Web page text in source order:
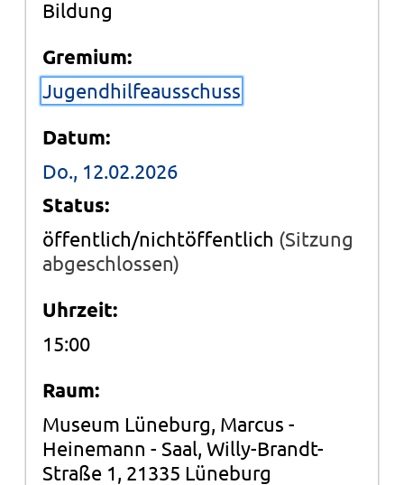
Bildung
Gremium:
Jugendhilfeausschuss
Datum:
Do., 12.02.2026
Status:
öffentlich/nichtöffentlich (Sitzung
abgeschlossen)
Uhrzeit:
15:00
Raum:
Museum Lüneburg, Marcus -
Heinemann - Saal, Willy-Brandt-
Straße 1, 21335 Lüneburg